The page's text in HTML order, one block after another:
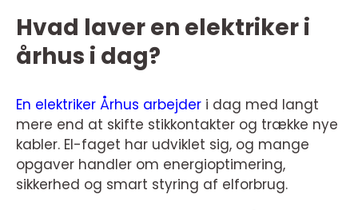
Hvad laver en elektriker i
århus i dag?
En elektriker Århus arbejder i dag med langt
mere end at skifte stikkontakter og trække nye
kabler. El-faget har udviklet sig, og mange
opgaver handler om energioptimering,
sikkerhed og smart styring af elforbrug.